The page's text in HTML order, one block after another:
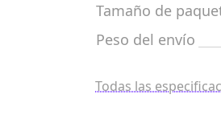
Tamaño de
Peso del envío
Todas las